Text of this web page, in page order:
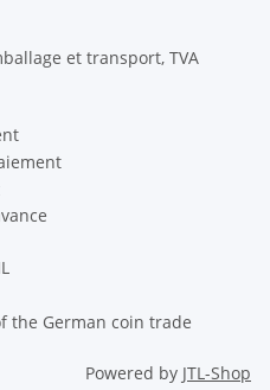
et transport, TVA
Powered by JTL-Shop